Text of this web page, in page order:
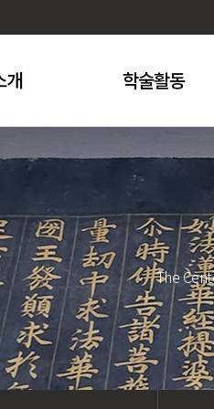
개 학술활동
The